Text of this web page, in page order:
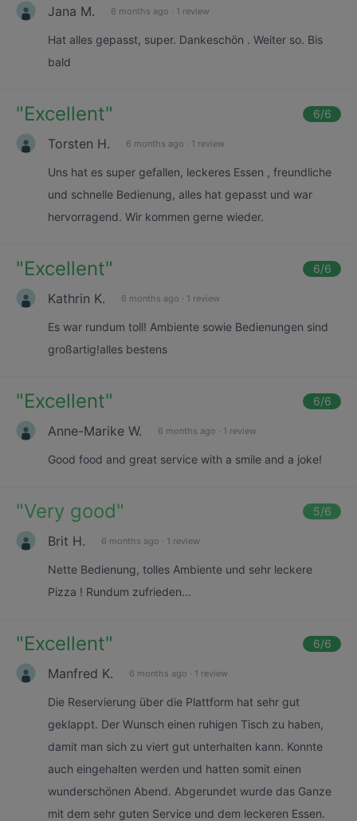
Jana M. 6 months ago · 1 review
Hat alles gepasst, super. Dankeschön . Weiter so. Bis
bald
"Excellent" 6/6
Torsten H. 6 months ago · 1 review
Uns hat es super gefallen, leckeres Essen , freundliche
und schnelle Bedienung, alles hat gepasst und war
hervorragend. Wir kommen gerne wieder.
"Excellent" 6/6
Kathrin K. 6 months ago · 1 review
Es war rundum toll! Ambiente sowie Bedienungen sind
großartig!alles bestens
"Excellent" 6/6
Anne-Marike W. 6 months ago · 1 review
Good food and great service with a smile and a joke!
"Very good" 5/6
Brit H. 6 months ago · 1 review
Nette Bedienung, tolles Ambiente und sehr leckere
Pizza ! Rundum zufrieden...
"Excellent" 6/6
Manfred K. 6 months ago · 1 review
Die Reservierung über die Plattform hat sehr gut
geklappt. Der Wunsch einen ruhigen Tisch zu haben,
damit man sich zu viert gut unterhalten kann. Konnte
auch eingehalten werden und hatten somit einen
wunderschönen Abend. Abgerundet wurde das Ganze
mit dem sehr guten Service und dem leckeren Essen.